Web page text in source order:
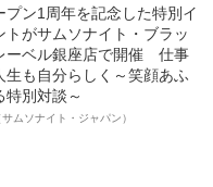
プン1周年を記念した特別イ
トがサムソナイト・ブラッ
ーベル銀座店で開催 仕事
生も自分らしく～笑顔あふ
特別対談～
ムソナイト・ジャパン）